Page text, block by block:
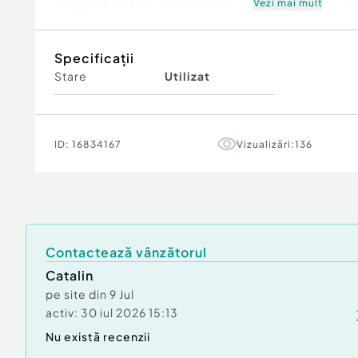
Piesă originală provenită dinVezi mai mult
Specificații
Stare Utilizat
ID: 16834167 Vizualizări:136
Contactează vânzătorul
Catalin
pe site din 9 Jul
activ: 30 iul 2026 15:13
Nu există recenzii